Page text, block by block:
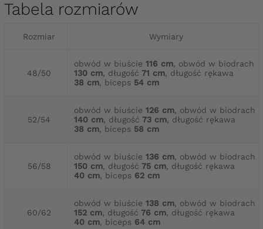
Tabela rozmiarów
Rozmiar Wymiary
48/50
obwód w biuście 116 cm, obwód w biodrach
130 cm, długość 71 cm, długość rękawa
38 cm, biceps 54 cm
52/54
obwód w biuście 126 cm, obwód w biodrach
140 cm, długość 73 cm, długość rękawa
38 cm, biceps 58 cm
56/58
obwód w biuście 136 cm, obwód w biodrach
150 cm, długość 75 cm, długość rękawa
40 cm, biceps 62 cm
60/62
obwód w biuście 138 cm, obwód w biodrach
152 cm, długość 76 cm, długość rękawa
40 cm, biceps 64 cm